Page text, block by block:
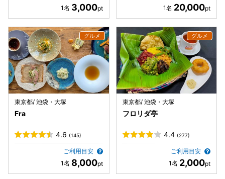
3,000 20,000
東京都/ 池袋・大塚
Fra
4.6 (145)
ご利用目安
8,000
東京都/ 池袋・大塚
フロリダ亭
4.4 (277)
ご利用目安
2,000